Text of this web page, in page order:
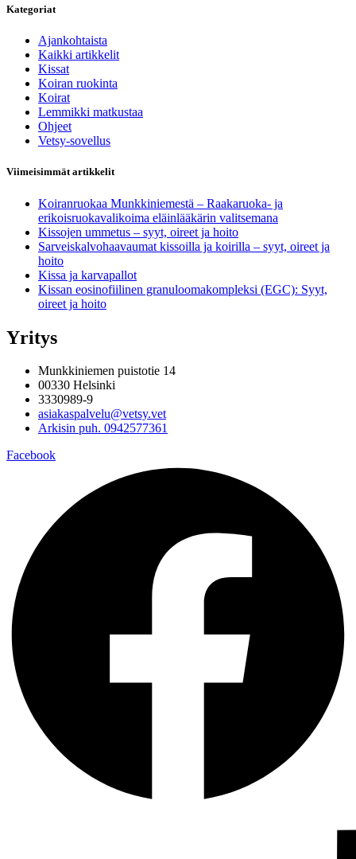
Kategoriat
Ajankohtaista
Kaikki artikkelit
Kissat
Koiran ruokinta
Koirat
Lemmikki matkustaa
Ohjeet
Vetsy-sovellus
Viimeisimmät artikkelit
Koiranruokaa Munkkiniemestä – Raakaruoka- ja
erikoisruokavalikoima eläinlääkärin valitsemana
Kissojen ummetus – syyt, oireet ja hoito
Sarveiskalvohaavaumat kissoilla ja koirilla – syyt, oireet ja
hoito
Kissa ja karvapallot
Kissan eosinofiilinen granuloomakompleksi (EGC): Syyt,
oireet ja hoito
Yritys
Munkkiniemen puistotie 14
00330 Helsinki
3330989-9
asiakaspalvelu@vetsy.vet
Arkisin puh. 0942577361
Facebook